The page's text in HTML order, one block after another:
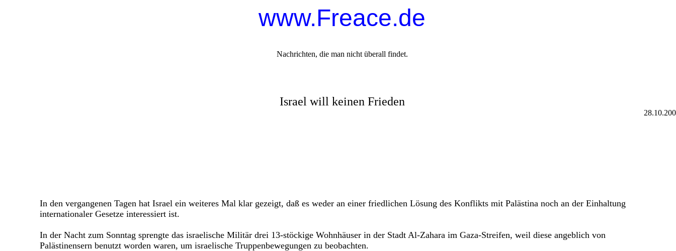
www.Freace.de
Nachrichten, die man nicht überall findet.
Israel will keinen Frieden
In den vergangenen Tagen hat Israel ein weiteres Mal klar gezeigt, daß es weder an einer friedlichen Lösung des Konflikts mit Palästina noch an der Einhaltung
internationaler Gesetze interessiert ist.
In der Nacht zum Sonntag sprengte das israelische Militär drei 13-stöckige Wohnhäuser in der Stadt Al-Zahara im Gaza-Streifen, weil diese angeblich von
Palästinensern benutzt worden waren, um israelische Truppenbewegungen zu beobachten.